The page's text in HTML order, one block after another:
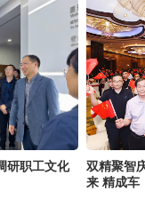
研职工文化
双精聚智
来 精成车